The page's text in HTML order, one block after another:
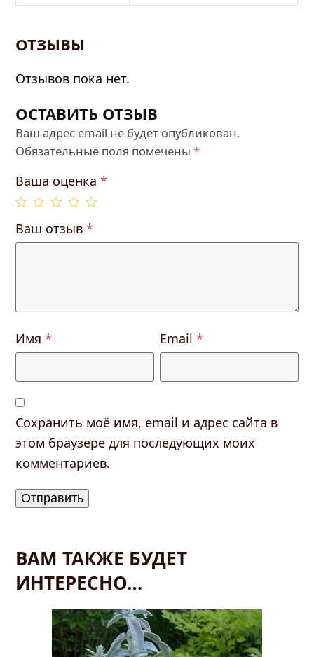
ОТЗЫВЫ
Отзывов пока нет.
ОСТАВИТЬ ОТЗЫВ
Ваш адрес email не будет опубликован.
Обязательные поля помечены*
Ваша оценка*
Ваш отзыв*
Имя* Email*
Сохранить моё имя, email и адрес сайта в
этом браузере для последующих моих
комментариев.
ВАМ ТАКЖЕ БУДЕТ
ИНТЕРЕСНО…